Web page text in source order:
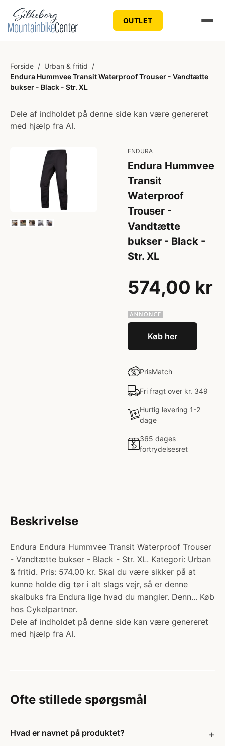
OUTLET
Forside / Urban & fritid /
Endura Hummvee Transit Waterproof Trouser - Vandtætte
bukser - Black - Str. XL
Dele af indholdet på denne side kan være genereret
med hjælp fra AI.
ENDURA
Endura Hummvee
Transit
Waterproof
Trouser -
Vandtætte
bukser - Black -
Str. XL
574,00 kr
Køb her
PrisMatch
Fri fragt over kr. 349
Hurtig levering 1-2
dage
365 dages
fortrydelsesret
Beskrivelse
Endura Endura Hummvee Transit Waterproof Trouser
- Vandtætte bukser - Black - Str. XL. Kategori: Urban
& fritid. Pris: 574.00 kr. Skal du være sikker på at
kunne holde dig tør i alt slags vejr, så er denne
skalbuks fra Endura lige hvad du mangler. Denn... Køb
hos Cykelpartner.
Dele af indholdet på denne side kan være genereret
med hjælp fra AI.
Ofte stillede spørgsmål
Hvad er navnet på produktet?